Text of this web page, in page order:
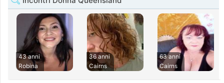
43 anni
Robina
36 anni
Cairns
63 anni
Cairns